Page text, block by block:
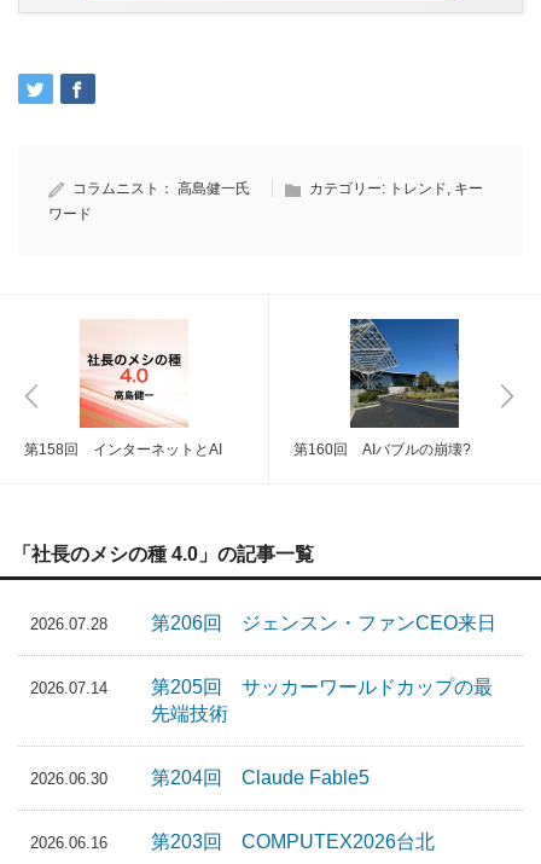
コラムニスト： 高島健一氏 カテゴリー: トレンド キー
ワード
第158回 インターネットとAI 第160回 AIバブルの崩壊?
「社長のメシの種 4.0」の記事一覧
2026.07.28 第206回 ジェンスン・ファンCEO来日
2026.07.14
第205回 サッカーワールドカップの最
先端技術
2026.06.30 第204回 Claude Fable5
2026.06.16 第203回 COMPUTEX2026台北